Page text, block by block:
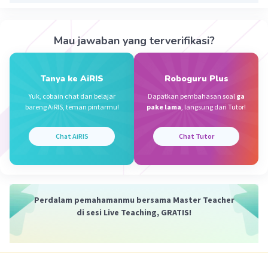
⅗ : ⅔ = ⅗ x ³/2 = 9/10
Semangat yakk koreksi kalo akusalah
Mau jawaban yang terverifikasi?
Tanya ke AiRIS
Yuk, cobain chat dan belajar
bareng AiRIS, teman pintarmu!
Chat AiRIS
Roboguru Plus
Dapatkan pembahasan soal ga
pake lama, langsung dari Tutor!
Chat Tutor
Perdalam pemahamanmu bersama Master Teacher
di sesi Live Teaching, GRATIS!